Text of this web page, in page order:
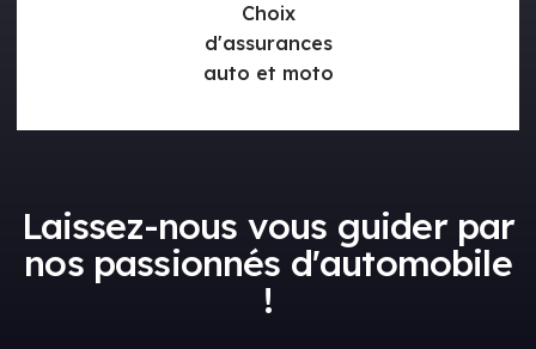
Choix
d'assurances
auto et moto
Laissez-nous vous guider par
nos passionnés d'automobile
!